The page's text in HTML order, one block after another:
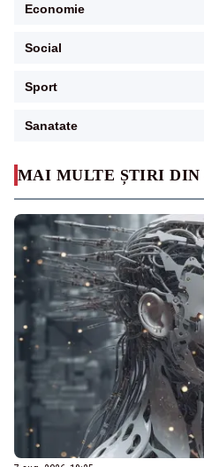
MAI MULTE ȘTIRI DIN
Economie
Social
Sport
Sanatate